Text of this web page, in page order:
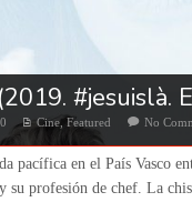
#jesuislà.
Cine, Featured No
pacífica en el País Vasco
su profesión de chef. La